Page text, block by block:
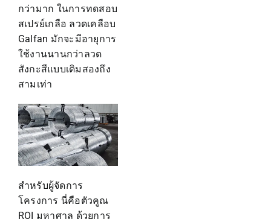
กว่ามาก ในการทดสอบ
สเปรย์เกลือ ลวดเคลือบ
Galfan มักจะมีอายุการ
ใช้งานนานกว่าลวด
สังกะสีแบบเดิมสองถึง
สามเท่า
สำหรับผู้จัดการ
โครงการ นี่คือตัวคูณ
ROI มหาศาล ด้วยการ